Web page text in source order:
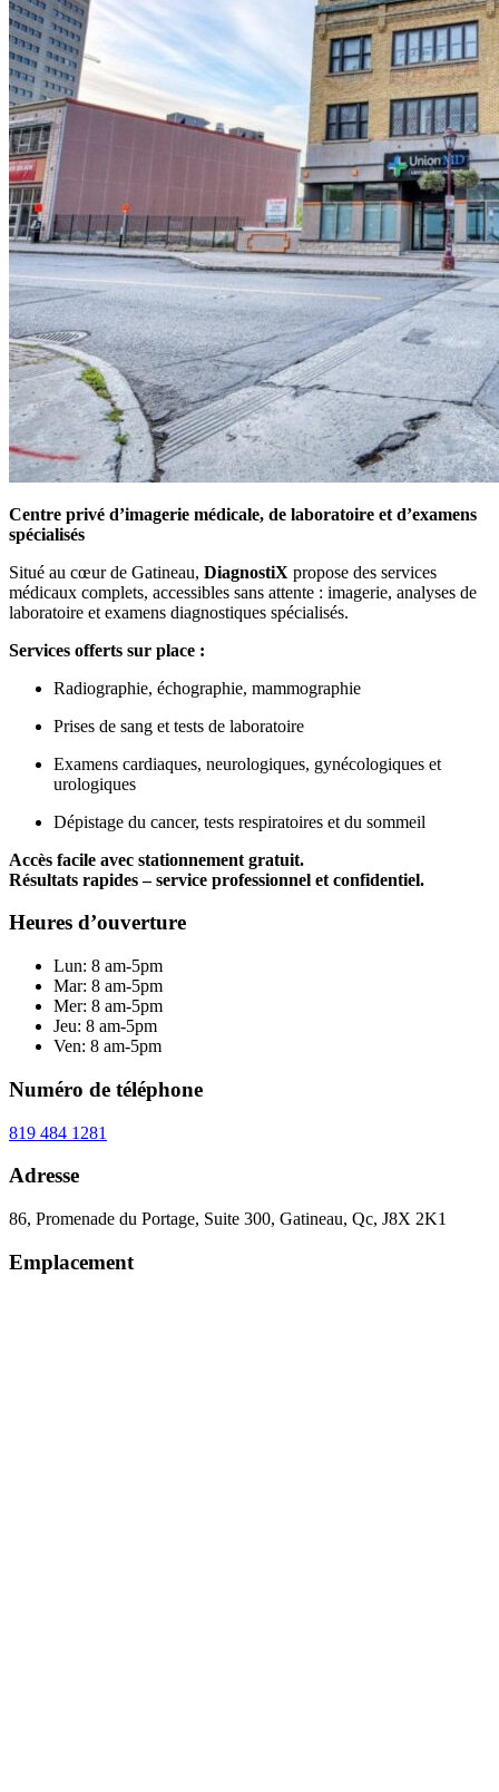
Centre privé d’imagerie médicale, de laboratoire et d’examens
spécialisés
Situé au cœur de Gatineau, DiagnostiX propose des services
médicaux complets, accessibles sans attente : imagerie, analyses de
laboratoire et examens diagnostiques spécialisés.
Services offerts sur place :
Radiographie, échographie, mammographie
Prises de sang et tests de laboratoire
Examens cardiaques, neurologiques, gynécologiques et
urologiques
Dépistage du cancer, tests respiratoires et du sommeil
Accès facile avec stationnement gratuit.
Résultats rapides – service professionnel et confidentiel.
Heures d’ouverture
Lun: 8 am-5pm
Mar: 8 am-5pm
Mer: 8 am-5pm
Jeu: 8 am-5pm
Ven: 8 am-5pm
Numéro de téléphone
819 484 1281
Adresse
86, Promenade du Portage, Suite 300, Gatineau, Qc, J8X 2K1
Emplacement